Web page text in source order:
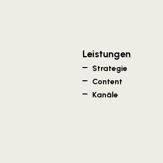
Leistungen
Strategie
Content
Kanäle